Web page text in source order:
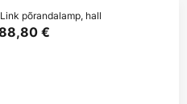
põrandalamp, hall
€